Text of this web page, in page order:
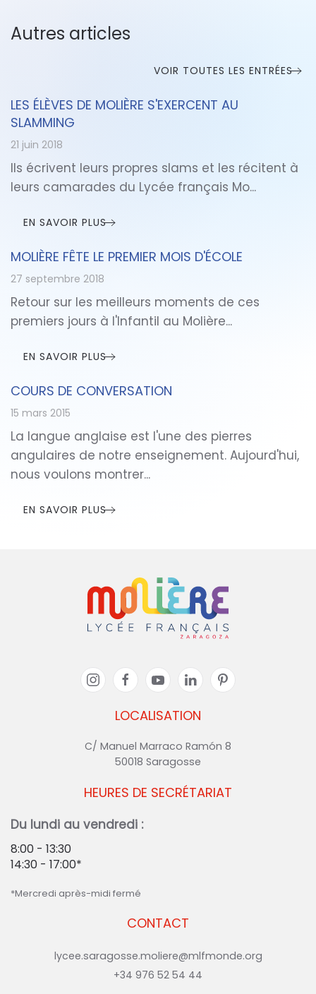
Autres articles
VOIR TOUTES LES ENTRÉES
LES ÉLÈVES DE MOLIÈRE S'EXERCENT AU
SLAMMING
21 juin 2018
Ils écrivent leurs propres slams et les récitent à
leurs camarades du Lycée français Mo...
EN SAVOIR PLUS
MOLIÈRE FÊTE LE PREMIER MOIS D'ÉCOLE
27 septembre 2018
Retour sur les meilleurs moments de ces
premiers jours à l'Infantil au Molière...
EN SAVOIR PLUS
COURS DE CONVERSATION
15 mars 2015
La langue anglaise est l'une des pierres
angulaires de notre enseignement. Aujourd'hui,
nous voulons montrer...
EN SAVOIR PLUS
LOCALISATION
C/ Manuel Marraco Ramón 8
50018 Saragosse
CONTACT
lycee.saragosse.moliere@mlfmonde.org
+34 976 52 54 44
HEURES DE SECRÉTARIAT
Du lundi au vendredi :
8:00 - 13:30
14:30 - 17:00*
*Mercredi après-midi fermé